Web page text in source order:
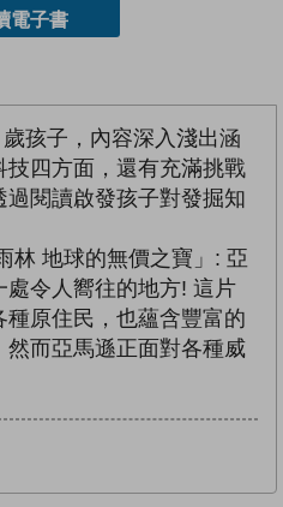
電子書
孩子，內容深入淺出涵
四方面，還有充滿挑戰
閱讀啟發孩子對發掘知
林 地球的無價之寶」: 亞
令人嚮往的地方! 這片
原住民，也蘊含豐富的
而亞馬遜正面對各種威